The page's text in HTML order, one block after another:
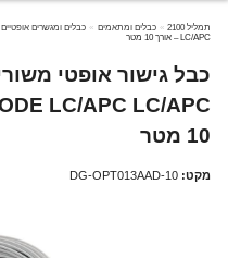
תמליל 2100 כבלים ומתאמים כבלים ומגשרים אופטיים
LC/APC – אורך 10 מטר
10 מטר
מקט: DG-OPT013AAD-10